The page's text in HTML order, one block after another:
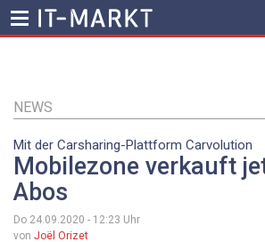
Inhalt
MENU
NEWS
Mit der Carsharing-Plattform Carvolution
Mobilezone verkauft
Abos
Do 24.09.2020 - 12:23 Uhr
von Joël Orizet